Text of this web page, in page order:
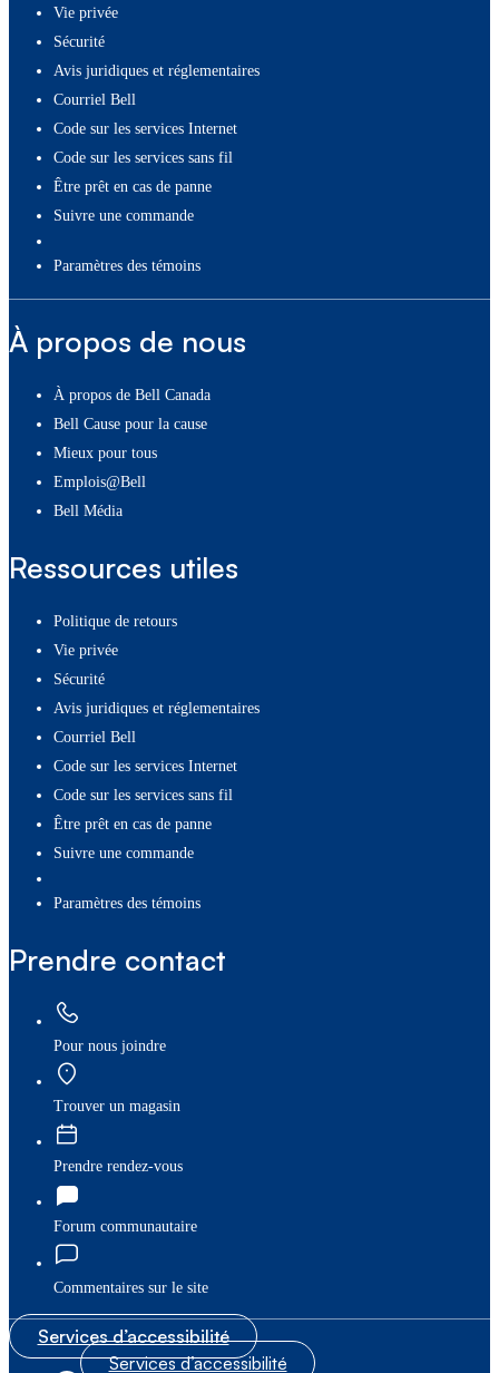
Vie privée
Sécurité
Avis juridiques et réglementaires
Courriel Bell
Code sur les services Internet
Code sur les services sans fil
Être prêt en cas de panne
Suivre une commande
paramètres des témoins
À propos de nous
À propos de Bell Canada
Bell Cause pour la cause
Mieux pour tous
Emplois@Bell
Bell Média
Ressources utiles
Politique de retours
Vie privée
Sécurité
Avis juridiques et réglementaires
Courriel Bell
Code sur les services Internet
Code sur les services sans fil
Être prêt en cas de panne
Suivre une commande
paramètres des témoins
Prendre contact
Pour nous joindre
Trouver un magasin
Prendre rendez-vous
Forum communautaire
Commentaires sur le site
Services d’accessibilité
Services d’accessibilité